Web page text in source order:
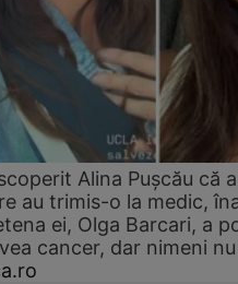
Alina Pușcău că
au trimis-o la medic,
ei, Olga Barcari, a
cancer, dar nimeni